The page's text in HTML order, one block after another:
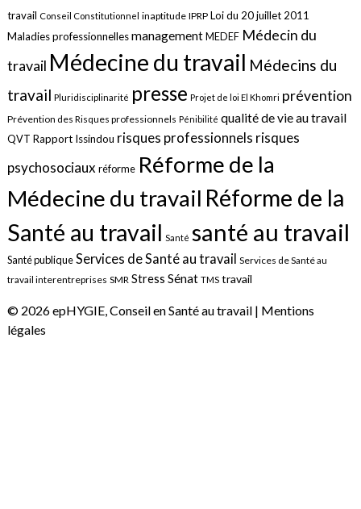
travail Conseil Constitutionnel inaptitude IPRP Loi du 20 juillet 2011
Maladies professionnellesmanagement MEDEF Médecin du
travail Médecine du travail Médecins du
travail Pluridisciplinarité presse Projet de loi El Khomri prévention
Prévention des Risques professionnels Pénibilité qualité de vie au travail
QVT Rapport Issindou risques professionnels risques
psychosociaux réforme Réforme de la
Médecine du travail Réforme de la
Santé au travail Santé santé au travail
Santé publique Services de Santé au travail Services de Santé au
travail interentreprises SMR Stress Sénat TMS travail
© 2026 epHYGIE, Conseil en Santé au travail | Mentions
légales